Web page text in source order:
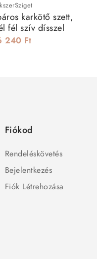
karkötő szett,
fél szív dísszel
240 Ft
Fiókod
Rendeléskövetés
Bejelentkezés
Fiók Létrehozása